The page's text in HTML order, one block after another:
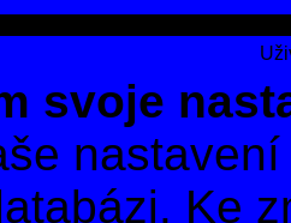
svoje
Ke